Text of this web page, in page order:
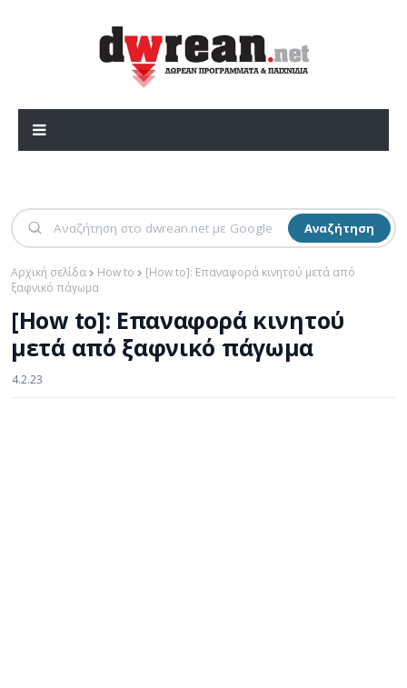
Αναζήτηση
Αρχική σελίδα How to
[How to]: Επαναφορά κινητού μετά από
ξαφνικό πάγωμα
[How to]: Επαναφορά κινητού
μετά από ξαφνικό πάγωμα
4.2.23